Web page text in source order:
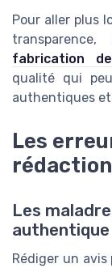
Pour aller plus
fabrication
qualité qui
authentiques
Les
Les
authentique
Rédiger un